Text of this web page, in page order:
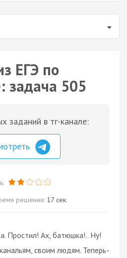
ЕГЭ по
задача 505
заданий в тг-канале:
решения: 17 сек.
Простил! Ах, батюшка!.. Ну!
своим людям. Теперь-